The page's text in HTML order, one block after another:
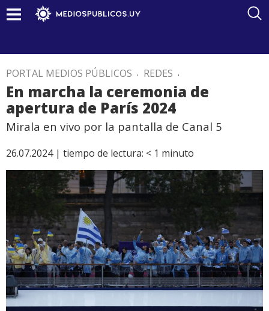
PORTAL MEDIOS PÚBLICOS . REDES .
En marcha la ceremonia de
apertura de París 2024
Mirala en vivo por la pantalla de Canal 5
26.07.2024 | tiempo de lectura: < 1 minuto